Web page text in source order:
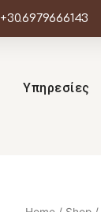
+30.6979666143
Υπηρεσίες